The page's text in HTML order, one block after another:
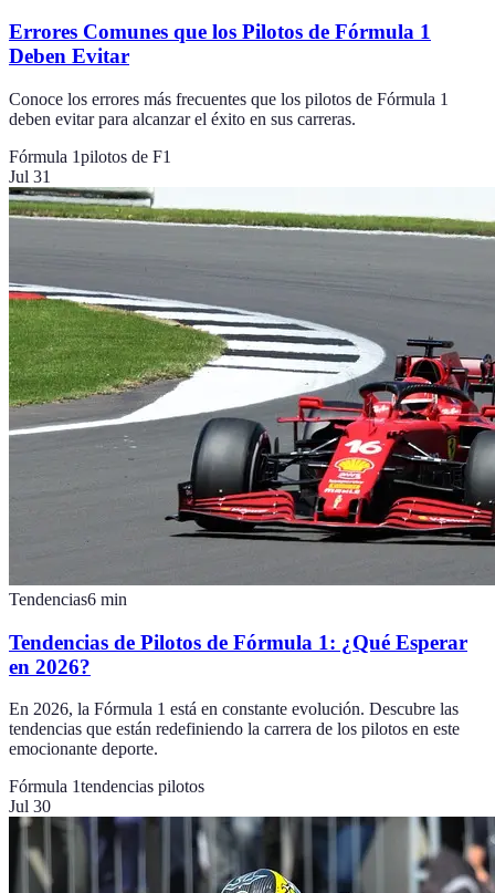
Errores Comunes que los Pilotos de Fórmula 1
Deben Evitar
Conoce los errores más frecuentes que los pilotos de Fórmula 1
deben evitar para alcanzar el éxito en sus carreras.
Fórmula 1pilotos de F1
Jul 31
Tendencias6 min
Tendencias de Pilotos de Fórmula 1: ¿Qué Esperar
en 2026?
En 2026, la Fórmula 1 está en constante evolución. Descubre las
tendencias que están redefiniendo la carrera de los pilotos en este
emocionante deporte.
Fórmula 1tendencias pilotos
Jul 30